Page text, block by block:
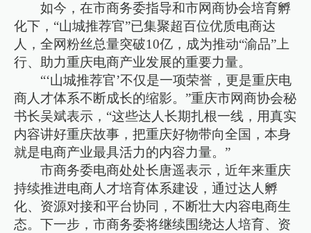
如今，在市商务委指导和市网商协会培育孵
化下，“山城推荐官”已集聚超百位优质电商达
人，全网粉丝总量突破10亿，成为推动“渝品”上
行、助力重庆电商产业发展的重要力量。
“‘山城推荐官’不仅是一项荣誉，更是重庆电
商人才体系不断成长的缩影。”重庆市网商协会秘
书长吴斌表示，“这些达人长期扎根一线，用真实
内容讲好重庆故事，把重庆好物带向全国，本身
就是电商产业最具活力的内容力量。”
市商务委电商处处长唐遥表示，近年来重庆
持续推进电商人才培育体系建设，通过达人孵
化、资源对接和平台协同，不断壮大内容电商生
态。下一步，市商务委将继续围绕达人培育、资